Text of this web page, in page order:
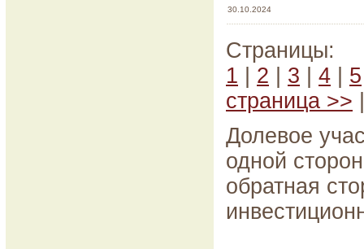
30.10.2024
Страницы:
1
2 3 4 5
страница >>
Долевое
одной
обратная